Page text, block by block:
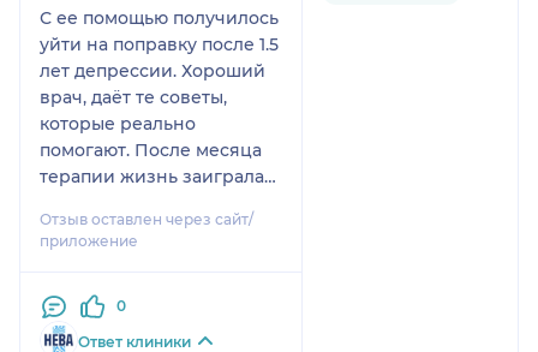
С ее помощью получилось
уйти на поправку после 1.5
лет депрессии. Хороший
врач, даёт те советы,
которые реально
помогают. После месяца
терапии жизнь заиграла
намного легче.
Отзыв оставлен через сайт/
приложение
0
Ответ клиники